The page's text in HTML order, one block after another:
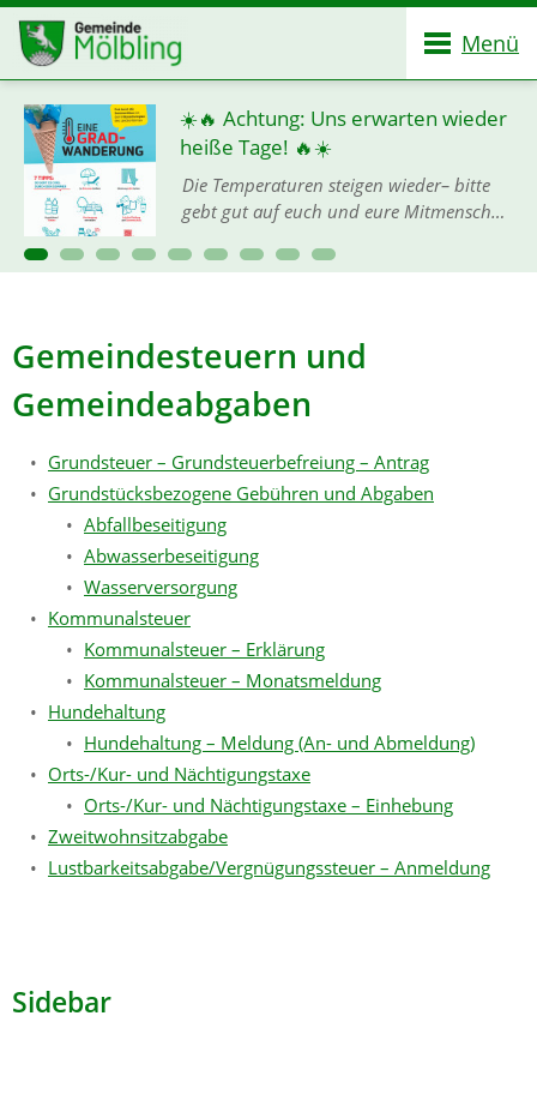
Menü
☀️🔥 Achtung: Uns erwarten wieder
heiße Tage! 🔥☀️
Die Temperaturen steigen wieder– bitte
gebt gut auf euch und eure Mitmenschen
spaßen! 🙏💦 Damit ihr gut und gesund
Gemeindesteuern und
Gemeindeabgaben
Grundsteuer – Grundsteuerbefreiung – Antrag
Grundstücksbezogene Gebühren und Abgaben
Abfallbeseitigung
Abwasserbeseitigung
Wasserversorgung
Kommunalsteuer
Kommunalsteuer – Erklärung
Kommunalsteuer – Monatsmeldung
Hundehaltung
Hundehaltung – Meldung (An- und Abmeldung)
Orts-/Kur- und Nächtigungstaxe
Orts-/Kur- und Nächtigungstaxe – Einhebung
Zweitwohnsitzabgabe
Lustbarkeitsabgabe/Vergnügungssteuer – Anmeldung
Sidebar